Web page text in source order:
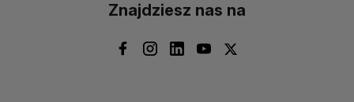
Znajdziesz nas na